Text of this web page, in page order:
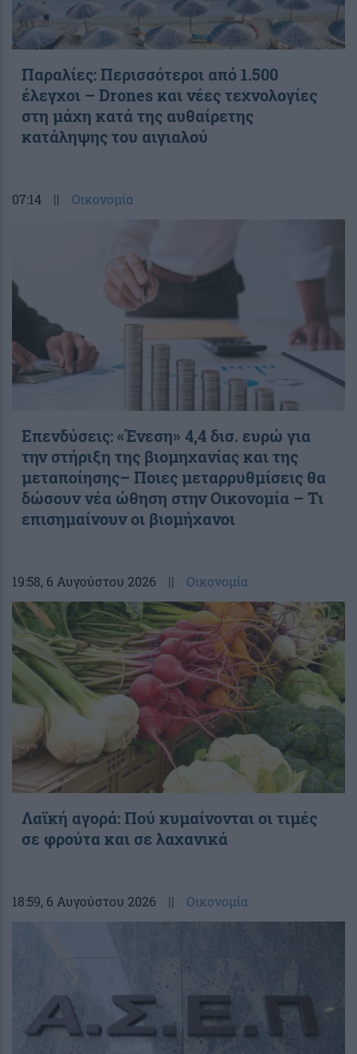
Παραλίες: Περισσότεροι από 1.500
έλεγχοι – Drones και νέες τεχνολογίες
στη μάχη κατά της αυθαίρετης
κατάληψης του αιγιαλού
07:14 || Οικονομία
Επενδύσεις: «Ένεση» 4,4 δισ. ευρώ για
την στήριξη της βιομηχανίας και της
μεταποίησης– Ποιες μεταρρυθμίσεις θα
δώσουν νέα ώθηση στην Οικονομία – Τι
επισημαίνουν οι βιομήχανοι
19:58, 6 Αυγούστου 2026 || Οικονομία
Λαϊκή αγορά: Πού κυμαίνονται οι τιμές
σε φρούτα και σε λαχανικά
18:59, 6 Αυγούστου 2026 || Οικονομία